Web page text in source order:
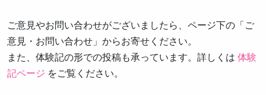
ご意見やお問い合わせがございましたら、ページ下の「ご
意見・お問い合わせ」からお寄せください。
また、体験記の形での投稿も承っています。詳しくは 体験
記ページ をご覧ください。